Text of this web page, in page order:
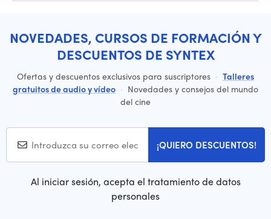
NOVEDADES, CURSOS DE FORMACIÓN Y
DESCUENTOS DE SYNTEX
Ofertas y descuentos exclusivos para suscriptores · Talleres
gratuitos de audio y vídeo · Novedades y consejos del mundo
del cine
¡QUIERO DESCUENTOS!
Al iniciar sesión, acepta el tratamiento de datos
personales